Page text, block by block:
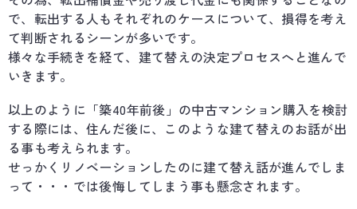
で、転出する人もそれぞれのケースについて、損得を考え
て判断されるシーンが多いです。
様々な手続きを経て、建て替えの決定プロセスへと進んで
いきます。
以上のように「築40年前後」の中古マンション購入を検討
する際には、住んだ後に、このような建て替えのお話が出
る事も考えられます。
せっかくリノベーションしたのに建て替え話が進んでしま
って・・・では後悔してしまう事も懸念されます。